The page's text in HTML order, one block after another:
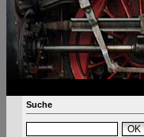
Suche